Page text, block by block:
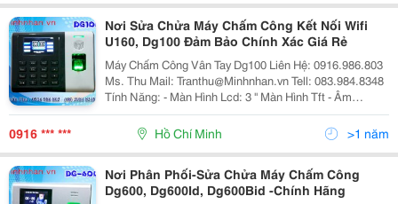
Nơi Sửa Chửa Máy Chấm Công Kết Nối Wifi
U160, Dg100 Đảm Bảo Chính Xác Giá Rẻ
Máy Chấm Công Vân Tay Dg100 Liên Hệ: 0916.986.803
Ms. Thu Mail: Tranthu@Minhnhan.vn Tell: 083.984.8348
Tính Năng: - Màn Hình Lcd: 3 '' Màn Hình Tft - Âm
Thanh: Giọng Nói Tiếng Việt - Ngôn Ngữ Hiển Thị: Tiếng
0916 *** *** Hồ Chí Minh >1 năm
Nơi Phân Phối-Sửa Chửa Máy Chấm Công
Dg600, Dg600Id, Dg600Bid -Chính Hãng